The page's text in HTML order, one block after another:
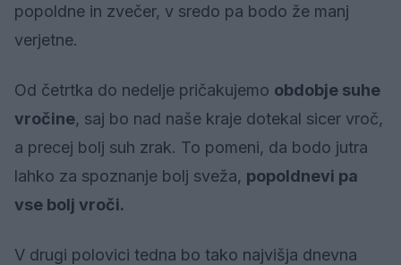
popoldne in zvečer, v sredo pa bodo že manj
verjetne.
Od četrtka do nedelje pričakujemo obdobje suhe
vročine, saj bo nad naše kraje dotekal sicer vroč,
a precej bolj suh zrak. To pomeni, da bodo jutra
lahko za spoznanje bolj sveža, popoldnevi pa
vse bolj vroči.
V drugi polovici tedna bo tako najvišja dnevna